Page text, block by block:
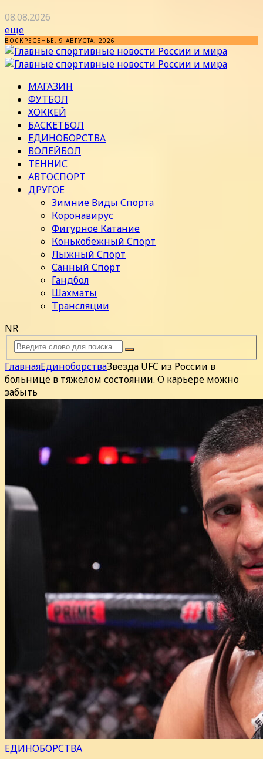
08.08.2026
еще
ВОСКРЕСЕНЬЕ, 9 АВГУСТА, 2026
МАГАЗИН
ФУТБОЛ
ХОККЕЙ
БАСКЕТБОЛ
ЕДИНОБОРСТВА
ВОЛЕЙБОЛ
ТЕННИС
АВТОСПОРТ
ДРУГОЕ
Зимние Виды Спорта
Коронавирус
Фигурное Катание
Конькобежный Спорт
Лыжный Спорт
Санный Спорт
Гандбол
Шахматы
Трансляции
NR
ГлавнаяЕдиноборстваЗвезда UFC из России в
больнице в тяжёлом состоянии. О карьере можно
забыть
ЕДИНОБОРСТВА